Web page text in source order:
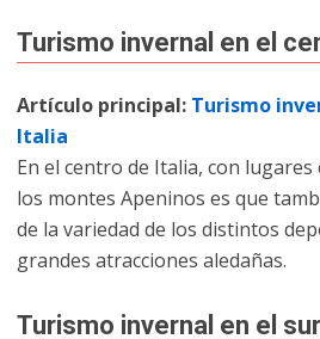
Turismo invernal en el
Artículo principal: Turismo
Italia
En el centro de Italia, con lugares
los montes Apeninos es que
de la variedad de los distintos
grandes atracciones aledañas.
Turismo invernal en el